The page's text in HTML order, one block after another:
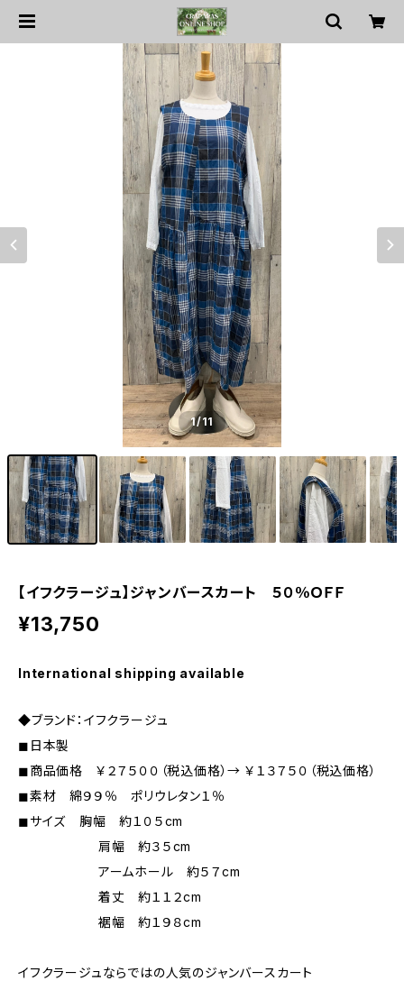
1/11
【イフクラージュ】ジャンバースカート ５０％ＯＦＦ
¥13,750
International shipping available
◆ブランド：イフクラージュ
◼︎日本製
◼︎商品価格 ￥２７５００（税込価格）→ ￥１３７５０（税込価格）
◼︎素材 綿９９％ ポリウレタン１％
◼︎サイズ 胸幅 約１０５cm
肩幅 約３５cm
アームホール 約５７cm
着丈 約１１２cm
裾幅 約１９８cm
イフクラージュならではの人気のジャンバースカート